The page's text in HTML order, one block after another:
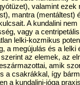
valamint
mantra (mentáltest)
A kundalini
vagy a
lelki-kozmikus
a megújulás és a lelki
az elemek, az
amik
a csakrákkal, így
a kundalini-jóga